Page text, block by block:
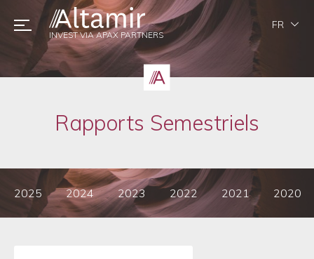
Rapports Semestriels
2025 2024 2023 2022 2021 2020
INVEST VIA APAX PARTNERS
FR